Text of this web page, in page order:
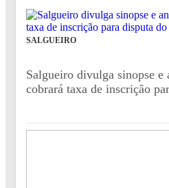
SALGUEIRO
Salgueiro divulga sinopse e
cobrará taxa de inscrição